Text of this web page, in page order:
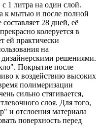
с 1 литра на один слой.
к мытью и после полной
28 дней, её
колеруется в
ей практически
на
решениями.
Покрытие после
к воздействию высоких
полимеризации
сильно стягивается,
слоя. Для того,
и отслоения материала
поверхность перед